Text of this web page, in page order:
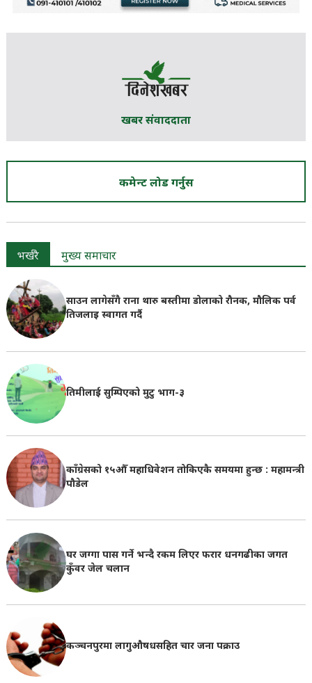
खबर संवाददाता
कमेन्ट लोड गर्नुस
भर्खरै मुख्य समाचार
साउन लागेसँगै राना थारु बस्तीमा डोलाको रौनक, मौलिक पर्व
तिजलाइ स्वागत गर्दै
तिमीलाई सुम्पिएको मुटु भाग-३
काँग्रेसको १५औँ महाधिवेशन तोकिएकै समयमा हुन्छ : महामन्त्री
पौडेल
घर जग्गा पास गर्ने भन्दै रकम लिएर फरार धनगढीका जगत
कुँवर जेल चलान
कञ्चनपुरमा लागुऔषधसहित चार जना पक्राउ